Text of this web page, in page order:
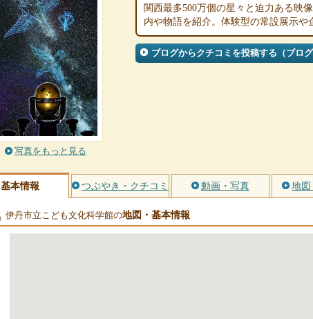
写真をもっと見る
関西最多500万個の星々と迫力ある映
内や物語を紹介。体験型の常設展示や
ブログからクチコミを投稿する（ブログ
基本情報 つぶやき・クチコミ 動画・写真 地図
伊丹市立こども文化科学館の地図・基本情報